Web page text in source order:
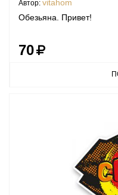
Автор: vitahom
Обезьяна. Привет!
70